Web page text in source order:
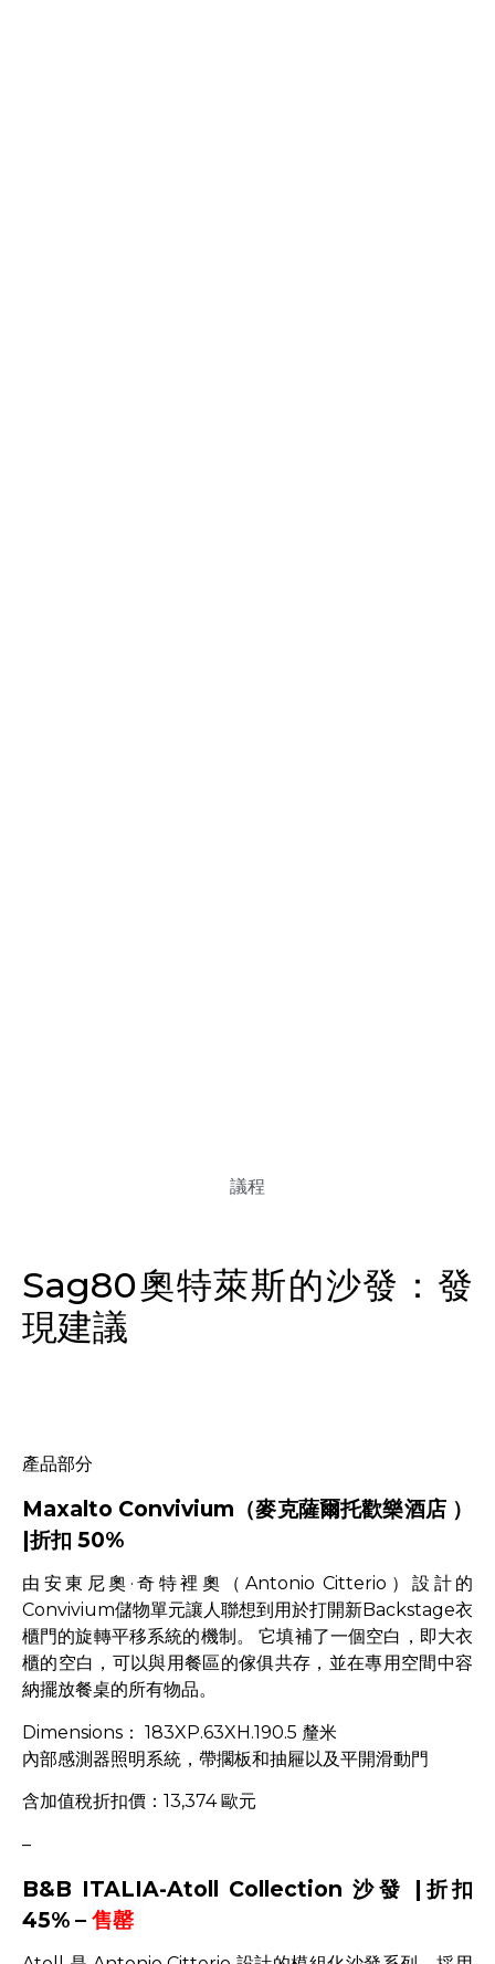
議程
Sag80奧特萊斯的沙發：發
現建議
產品部分
Maxalto Convivium（麥克薩爾托歡樂酒店 ）
|折扣 50%
由安東尼奧·奇特裡奧（Antonio Citterio）設計的
Convivium儲物單元讓人聯想到用於打開新Backstage衣
櫃門的旋轉平移系統的機制。 它填補了一個空白，即大衣
櫃的空白，可以與用餐區的傢俱共存，並在專用空間中容
納擺放餐桌的所有物品。
Dimensions： 183XP.63XH.190.5 釐米
內部感測器照明系統，帶擱板和抽屜以及平開滑動門
含加值稅折扣價：13,374 歐元
–
B&B ITALIA-Atoll Collection 沙發 |折扣
45% – 售罄